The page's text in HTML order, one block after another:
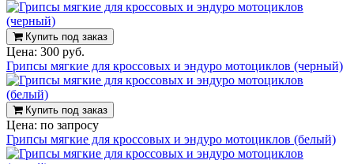
Купить под заказ
Цена: 300 руб.
Грипсы мягкие для кроссовых и эндуро мотоциклов (черный)
Купить под заказ
Цена: по запросу
Грипсы мягкие для кроссовых и эндуро мотоциклов (белый)